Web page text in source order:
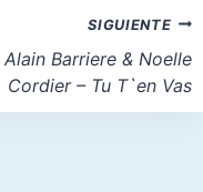
SIGUIENTE
Alain Barriere & Noelle
Cordier – Tu T`en Vas